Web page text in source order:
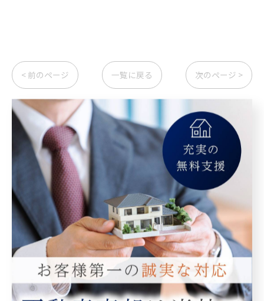
< 前のページ 一覧に戻る 次のページ >
カテゴリー Categories
マンション
空き家
相続
査定
買取